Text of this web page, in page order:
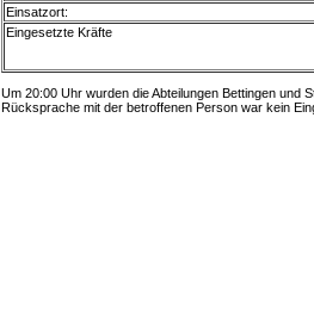
Einsatzort:
Eingesetzte Kräfte
Um 20:00 Uhr wurden die Abteilungen Bettingen und
Rücksprache mit der betroffenen Person war kein